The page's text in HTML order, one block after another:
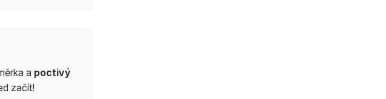
a poctivý
začít!